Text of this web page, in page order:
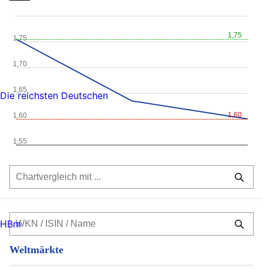
1,75
1,60
1,55
1,60
1,65
1,70
1,75
Weltmärkte
Die reichsten Deutschen
HBm